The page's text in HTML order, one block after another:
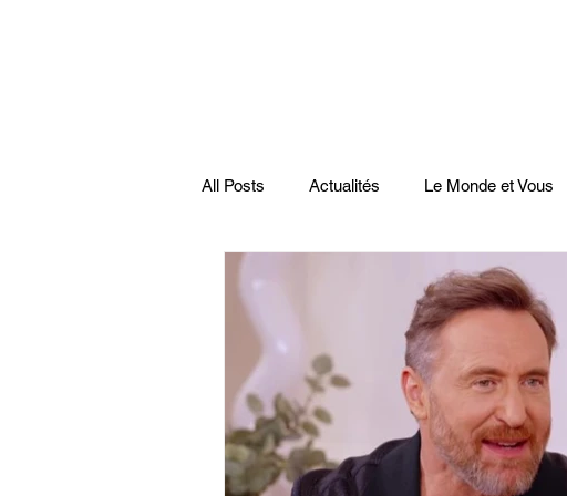
All Posts Actualités Le Monde et Vous
économie française Cinéma
Musiques Science Podcasts
Disparitions Actualités Culture